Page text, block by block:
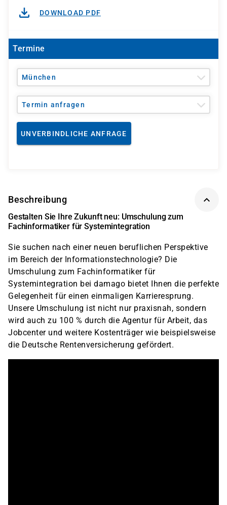
DOWNLOAD PDF
Termine
München
Termin anfragen
UNVERBINDLICHE ANFRAGE
Beschreibung
Gestalten Sie Ihre Zukunft neu: Umschulung zum
Fachinformatiker für Systemintegration
Sie suchen nach einer neuen beruflichen Perspektive
im Bereich der Informationstechnologie? Die
Umschulung zum Fachinformatiker für
Systemintegration bei damago bietet Ihnen die perfekte
Gelegenheit für einen einmaligen Karrieresprung.
Unsere Umschulung ist nicht nur praxisnah, sondern
wird auch zu 100 % durch die Agentur für Arbeit, das
Jobcenter und weitere Kostenträger wie beispielsweise
die Deutsche Rentenversicherung gefördert.